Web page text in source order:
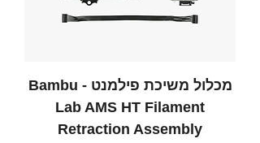
מכלול משיכת פילמנט - Bambu
Lab AMS HT Filament
Retraction Assembly